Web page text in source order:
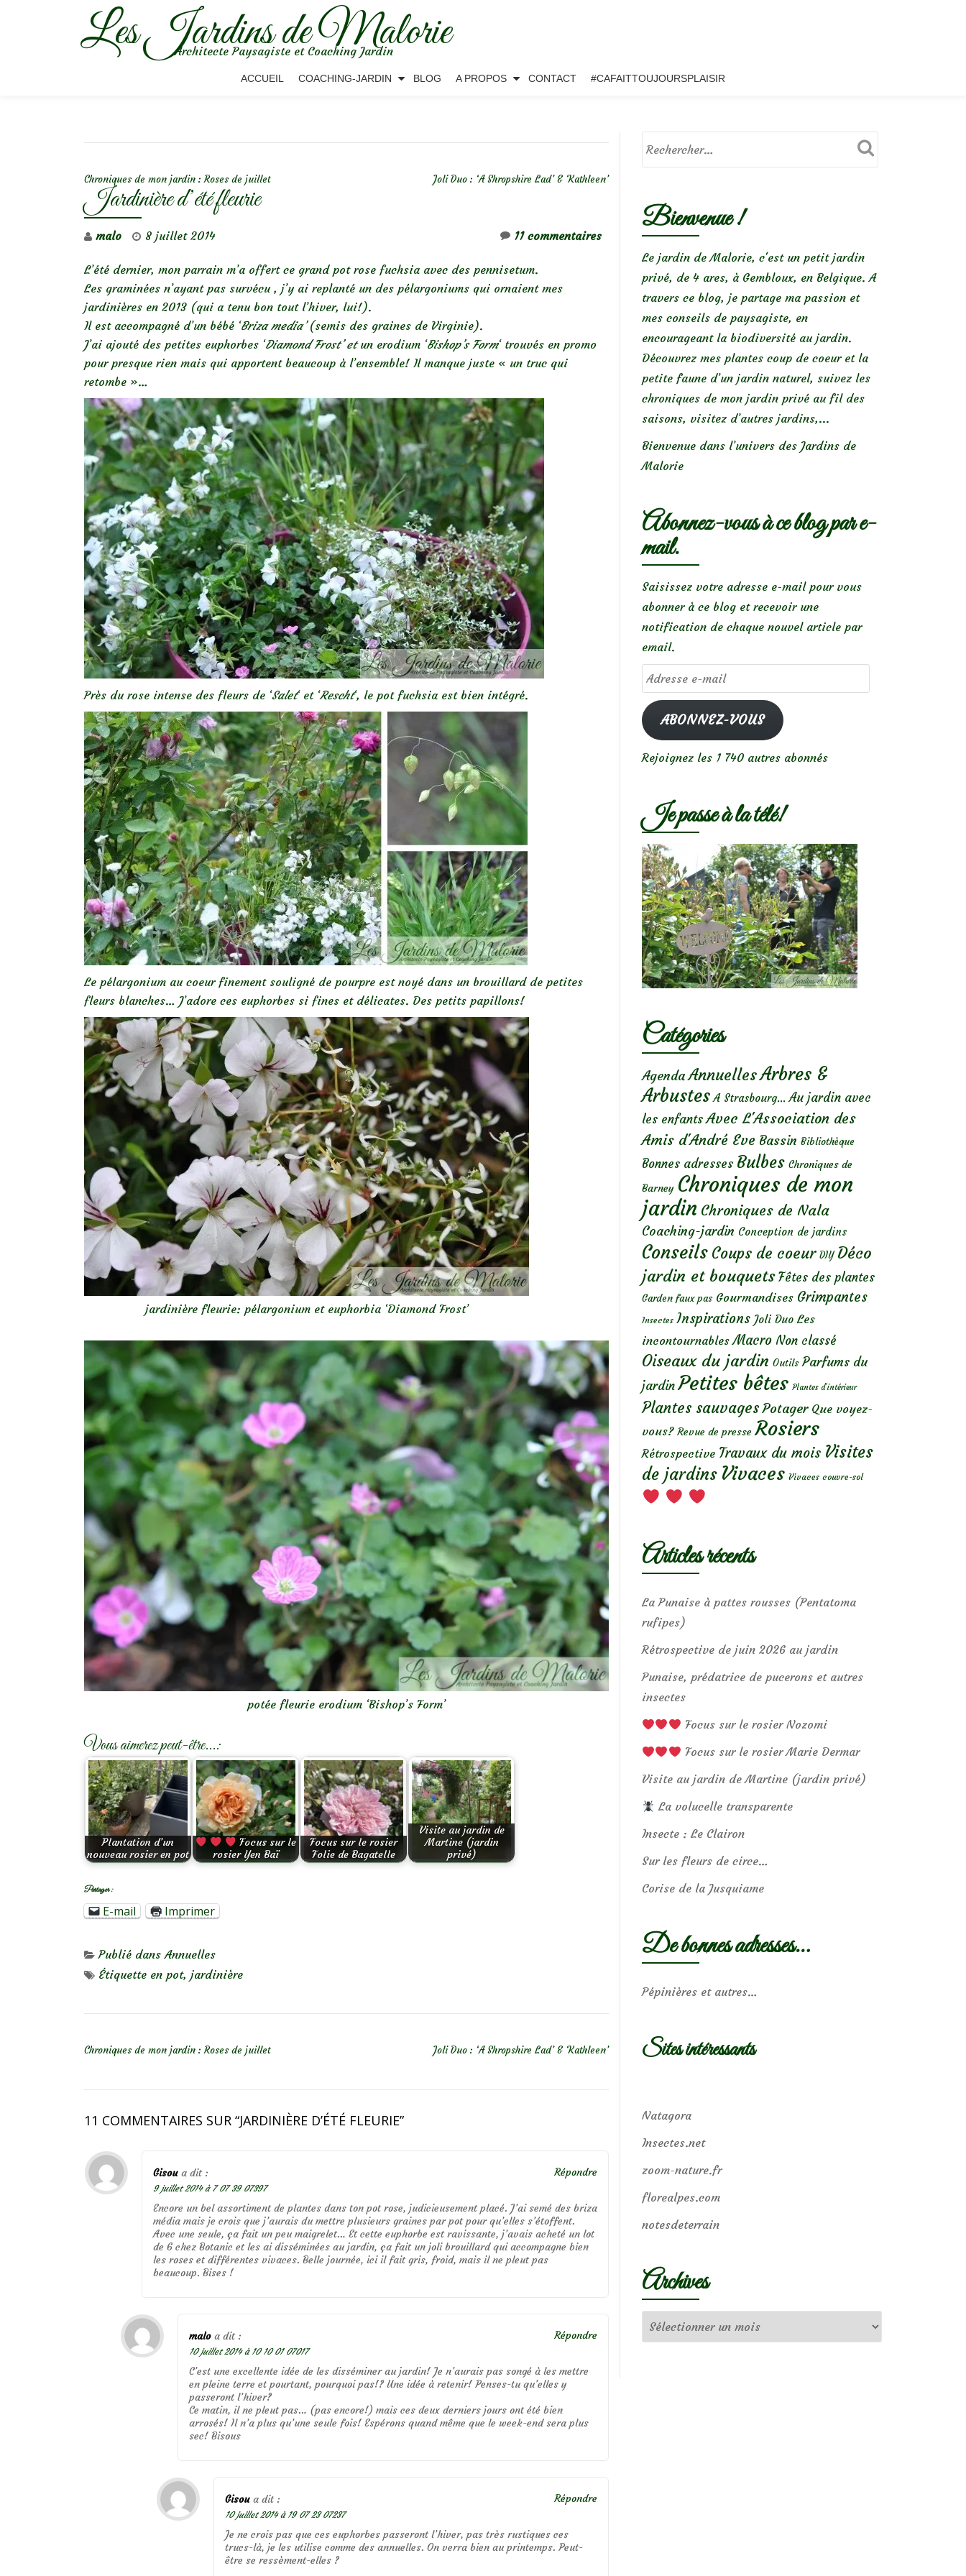
Les Jardins de Malorie
Architecte Paysagiste et Coaching Jardin
ACCUEIL COACHING-JARDIN BLOG A PROPOS CONTACT #CAFAITTOUJOURSPLAISIR
Chroniques de mon jardin : Roses de juillet Joli Duo : ‘A Shropshire Lad’ & ‘Kathleen’
Jardinière d’été fleurie
malo 8 juillet 2014 11 commentaires
L’été dernier, mon parrain m’a offert ce grand pot rose fuchsia avec des pennisetum.
Les graminées n’ayant pas survécu , j’y ai replanté un des pélargoniums qui ornaient mes
jardinières en 2013 (qui a tenu bon tout l’hiver, lui!).
Il est accompagné d’un bébé ‘Briza media’(semis des graines de Virginie).
J’ai ajouté des petites euphorbes ‘Diamond Frost’ etun erodium ‘Bishop’s Form‘ trouvés en promo
pour presque rien mais qui apportent beaucoup à l’ensemble! Il manque juste « un truc qui
retombe »…
Près du rose intense des fleurs de ‘Salet‘ et ‘Rescht‘, le pot fuchsia est bien intégré.
Le pélargonium au coeur finement souligné de pourpre est noyé dans un brouillard de petites
fleurs blanches… J’adore ces euphorbes si fines et délicates. Des petits papillons!
jardinière fleurie: pélargonium et euphorbia ‘Diamond Frost’
potée fleurie erodium ‘Bishop’s Form’
Vous aimerez peut-être...:
Plantation d’un
nouveau rosier en pot
Focus sur le
rosier Yen Baï
Focus sur le rosier
Folie de Bagatelle
Visite au jardin de
Martine (jardin
privé)
Partager :
E-mail Imprimer
Publié dans Annuelles
Étiquette en pot, jardinière
Chroniques de mon jardin : Roses de juillet Joli Duo : ‘A Shropshire Lad’ & ‘Kathleen’
11 COMMENTAIRES SUR “JARDINIÈRE D’ÉTÉ FLEURIE”
Gisou a dit :
9 juillet 2014 à 7 07 39 07397
Encore un bel assortiment de plantes dans ton pot rose, judicieusement placé. J’ai semé des briza
média mais je crois que j’aurais du mettre plusieurs graines par pot pour qu’elles s’étoffent.
Avec une seule, ça fait un peu maigrelet… Et cette euphorbe est ravissante, j’avais acheté un lot
de 6 chez Botanic et les ai disséminées au jardin, ça fait un joli brouillard qui accompagne bien
les roses et différentes vivaces. Belle journée, ici il fait gris, froid, mais il ne pleut pas
beaucoup. Bises !
Répondre
malo a dit :
10 juillet 2014 à 10 10 01 07017
C’est une excellente idée de les disséminer au jardin! Je n’aurais pas songé à les mettre
en pleine terre et pourtant, pourquoi pas!? Une idée à retenir! Penses-tu qu’elles y
passeront l’hiver?
Ce matin, il ne pleut pas… (pas encore!) mais ces deux derniers jours ont été bien
arrosés! Il n’a plus qu’une seule fois! Espérons quand même que le week-end sera plus
sec! Bisous
Répondre
Gisou a dit :
10 juillet 2014 à 19 07 23 07237
Je ne crois pas que ces euphorbes passeront l’hiver, pas très rustiques ces
trucs-là, je les utilise comme des annuelles. On verra bien au printemps. Peut-
être se ressèment-elles ?
Répondre
Bienvenue !
Le jardin de Malorie, c'est un petit jardin
privé, de 4 ares, à Gembloux, en Belgique. A
travers ce blog, je partage ma passion et
mes conseils de paysagiste, en
encourageant la biodiversité au jardin.
Découvrez mes plantes coup de coeur et la
petite faune d’un jardin naturel, suivez les
chroniques de mon jardin privé au fil des
saisons, visitez d’autres jardins,...
Bienvenue dans l’univers des Jardins de
Malorie
Abonnez-vous à ce blog par e-
mail.
Saisissez votre adresse e-mail pour vous
abonner à ce blog et recevoir une
notification de chaque nouvel article par
email.
Adresse
e-
mailABONNEZ-VOUS
Rejoignez les 1 740 autres abonnés
Je passe à la télé!
Catégories
Agenda AnnuellesArbres &
Arbustes A Strasbourg... Au jardin avec
les enfants Avec L'Association des
Amis d'André Eve Bassin Bibliothèque
Bonnes adresses Bulbes Chroniques de
Barney Chroniques de mon
jardin Chroniques de Nala
Coaching-jardin Conception de jardins
Conseils Coups de coeur DIY Déco
jardin et bouquets Fêtes des plantes
Garden faux pas Gourmandises Grimpantes
Insectes Inspirations Joli Duo Les
incontournables Macro Non classé
Oiseaux du jardin Outils Parfums du
jardin Petites bêtes Plantes d’intérieur
Plantes sauvages Potager Que voyez-
vous? Revue de presse Rosiers
Rétrospective Travaux du mois Visites
de jardins Vivaces Vivaces couvre-sol
Articles récents
La Punaise à pattes rousses (Pentatoma
rufipes)
Rétrospective de juin 2026 au jardin
Punaise, prédatrice de pucerons et autres
insectes
Focus sur le rosier Nozomi
Focus sur le rosier Marie Dermar
Visite au jardin de Martine (jardin privé)
La volucelle transparente
Insecte : Le Clairon
Sur les fleurs de circe…
Corise de la Jusquiame
De bonnes adresses…
Pépinières et autres…
Sites intéressants
Natagora
Insectes.net
zoom-nature.fr
florealpes.com
notesdeterrain
Archives
Archives